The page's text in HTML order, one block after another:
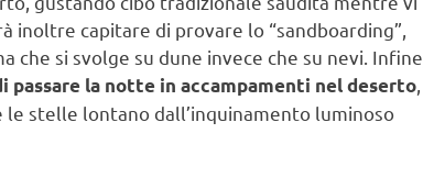
capitare di provare lo “sandboarding”,
si svolge su dune invece che su nevi. Infine,
passare la notte in accampamenti nel deserto
le stelle lontano dall’inquinamento luminoso